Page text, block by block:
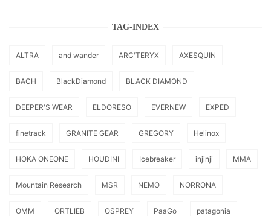
TAG-INDEX
ALTRA and wander ARC'TERYX AXESQUIN
BACH BlackDiamond BLACK DIAMOND
DEEPER'S WEAR ELDORESO EVERNEW EXPED
finetrack GRANITE GEAR GREGORY Helinox
HOKA ONEONE HOUDINI Icebreaker injinji MMA
Mountain Research MSR NEMO NORRONA
OMM ORTLIEB OSPREY PaaGo patagonia